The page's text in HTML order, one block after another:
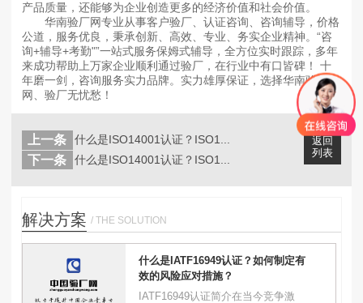
产品质量，还能够为企业创造更多的经济价值和社会价值。
华南验厂网专业从事客户验厂、认证咨询、咨询辅导，价格
公道，服务优良，秉承创新、高效、专业、务实企业精神。“咨
询+辅导+考勤"”一站式服务保姆式辅导，全方位实时跟踪，多年
来成功帮助上万家企业顺利通过验厂，在行业中有口皆碑！ 十
年磨一剑，咨询服务实力品牌。实力雄厚保证，选择华南验厂
网、验厂无忧愁！
返回
列表
上一条 什么是ISO14001认证？ISO1...
下一条 什么是ISO14001认证？ISO1...
解决方案 / THE SOLUTION
什么是IATF16949认证？如何制定有
效的风险应对措施？
IATF16949认证简介在当今竞争激